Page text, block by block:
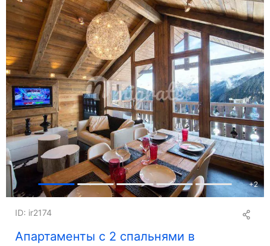
+2
Апартаменты с 2 спальнями в
ID: ir2174